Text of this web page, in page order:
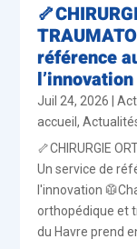
référence
l’innovation
Juil 24, 2026 |
accueil,
🦴CHIRURGIE
Un service de
l'innovation
orthopédique et
du Havre prend